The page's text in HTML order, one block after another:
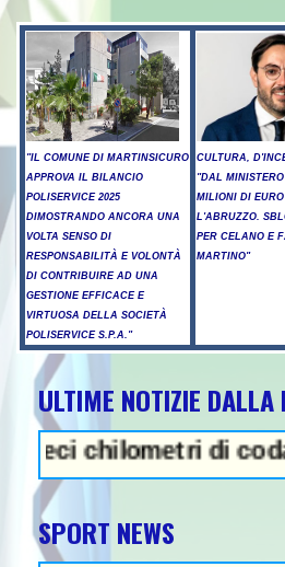
"IL COMUNE DI MARTINSICURO
APPROVA IL BILANCIO
POLISERVICE 2025
DIMOSTRANDO ANCORA UNA
VOLTA SENSO DI
RESPONSABILITÀ E VOLONTÀ
DI CONTRIBUIRE AD UNA
GESTIONE EFFICACE E
VIRTUOSA DELLA SOCIETÀ
POLISERVICE S.P.A."
CULTURA,
"DAL
MILIONI DI EURO
L'ABRUZZO.
PER CELANO E
MARTINO"
ULTIME NOTIZIE DALLA
di coda -
SPORT NEWS
NEWS IN